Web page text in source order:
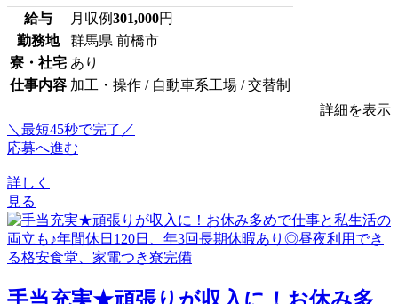
給与 月収例301,000円
勤務地
群馬県 前橋市
寮・社宅 あり
仕事内容 加工・操作 / 自動車系工場 / 交替制
詳細を表示
＼最短45秒で完了／
応募へ進む
詳しく
見る